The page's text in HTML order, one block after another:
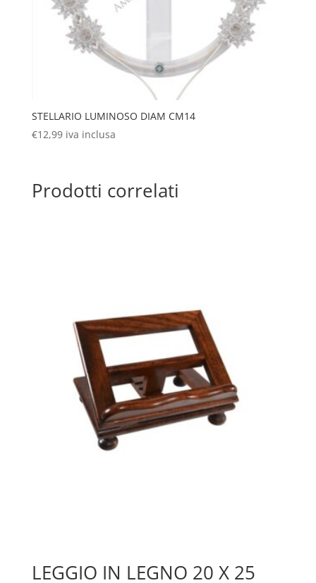
STELLARIO LUMINOSO DIAM CM14
€12,99 iva inclusa
Prodotti correlati
LEGGIO IN LEGNO 20 X 25